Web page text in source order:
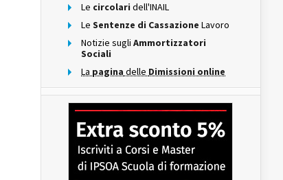
Le circolari dell'INAIL
Le Sentenze di Cassazione Lavoro
Notizie sugli Ammortizzatori
Sociali
La pagina delle Dimissioni online